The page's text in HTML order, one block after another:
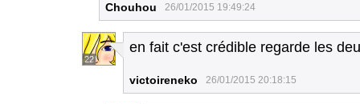
Chouhou 26/01/2015 19:49:24
22
en fait c'est crédible regarde les
victoireneko 26/01/2015 20:18:15